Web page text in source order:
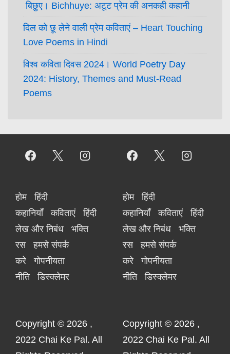
बिछुए। Bichhuye: अटूट प्रेम की अनकही कहानी
दिल को छू लेने वाली प्रेम कविताएं – Heart Touching
Love Poems in Hindi
विश्व कविता दिवस 2024। World Poetry Day
2024: History, Themes and Must-Read
Poems
होम
हिंदी
कहानियाँ
कविताएं
हिंदी
लेख और निबंध
भक्ति
रस
हमसे संपर्क
करे
गोपनीयता
नीति
डिस्क्लेमर
होम
हिंदी
कहानियाँ
कविताएं
हिंदी
लेख और निबंध
भक्ति
रस
हमसे संपर्क
करे
गोपनीयता
नीति
डिस्क्लेमर
Copyright © 2026 ,
2022 Chai Ke Pal. All
Copyright © 2026 ,
2022 Chai Ke Pal. All